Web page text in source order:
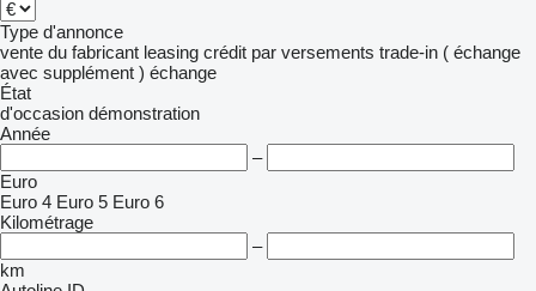
Type d'annonce
vente du fabricant leasing crédit par versements trade-in ( échange
avec supplément ) échange
État
d'occasion démonstration
Année
–
Euro
Euro 4 Euro 5 Euro 6
Kilométrage
–
km